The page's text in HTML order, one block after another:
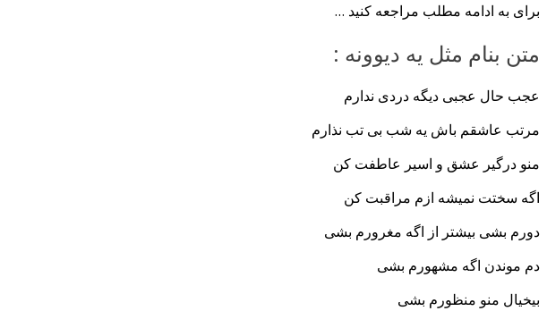
برای به ادامه مطلب مراجعه کنید …
متن بنام مثل یه دیوونه :
عجب حال عجبی دیگه دردی ندارم
مرتب عاشقم باش یه شب بی تب نذارم
منو درگیر عشق و اسیر عاطفت کن
اگه سختت نمیشه ازم مراقبت کن
دورم بشی بیشتر از اگه مغرورم بشی
دم موندن اگه مشهورم بشی
بیخیال منو منظورم بشی